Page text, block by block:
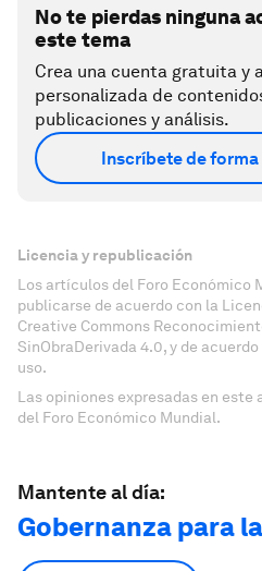
No te pierdas ninguna
este tema
Crea una cuenta gratuita y
personalizada de
publicaciones y análisis.
Inscríbete de
Licencia y republicación
Los artículos del Foro Económico
publicarse de acuerdo con la
Creative Commons
SinObraDerivada 4.0, y de
uso.
Las opiniones expresadas en este
del Foro Económico Mundial.
Mantente al día:
Gobernanza para